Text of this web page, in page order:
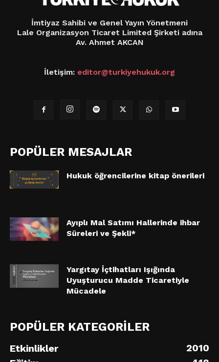
İmtiyaz Sahibi ve Genel Yayın Yönetmeni
Lale Organizasyon Ticaret Limited Şirketi adına
Av. Ahmet AKCAN
İletişim: editor@turkiyehukuk.org
POPÜLER MESAJLAR
Hukuk öğrencilerine kitap önerileri
Ayıplı Mal Satımı Hallerinde ihbar
Süreleri ve Şekli*
Yargıtay İçtihatları Işığında
Uyuşturucu Madde Ticaretiyle
Mücadele
POPÜLER KATEGORİLER
Etkinlikler
2010